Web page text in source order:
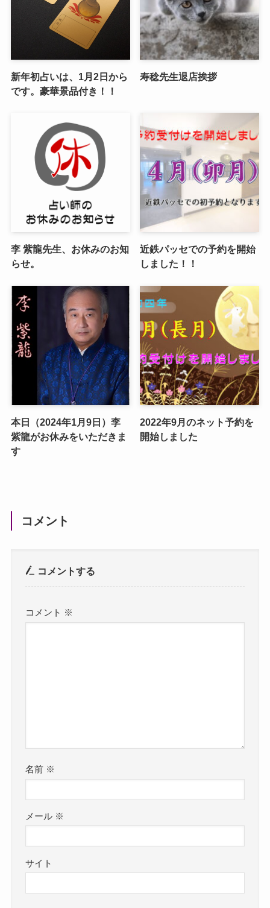
新年初占いは、1月2日から
です。豪華景品付き！！
寿稔先生退店挨拶
李 紫龍先生、お休みのお知
らせ。
近鉄パッセでの予約を開始
しました！！
本日（2024年1月9日）李
紫龍がお休みをいただきま
す
2022年9月のネット予約を
開始しました
コメント
コメントする
コメント ※
名前 ※
メール ※
サイト